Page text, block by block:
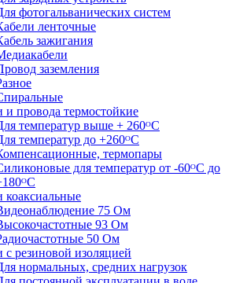
фотогальванических систем
ленточные
зажигания
заземления
и провода термостойкие
температур выше + 260ᴼС
температур до +260ᴼС
термопары
для температур от -60ᴼC до
коаксиальные
75 Ом
93 Ом
50 Ом
с резиновой изоляцией
нормальных, средних нагрузок